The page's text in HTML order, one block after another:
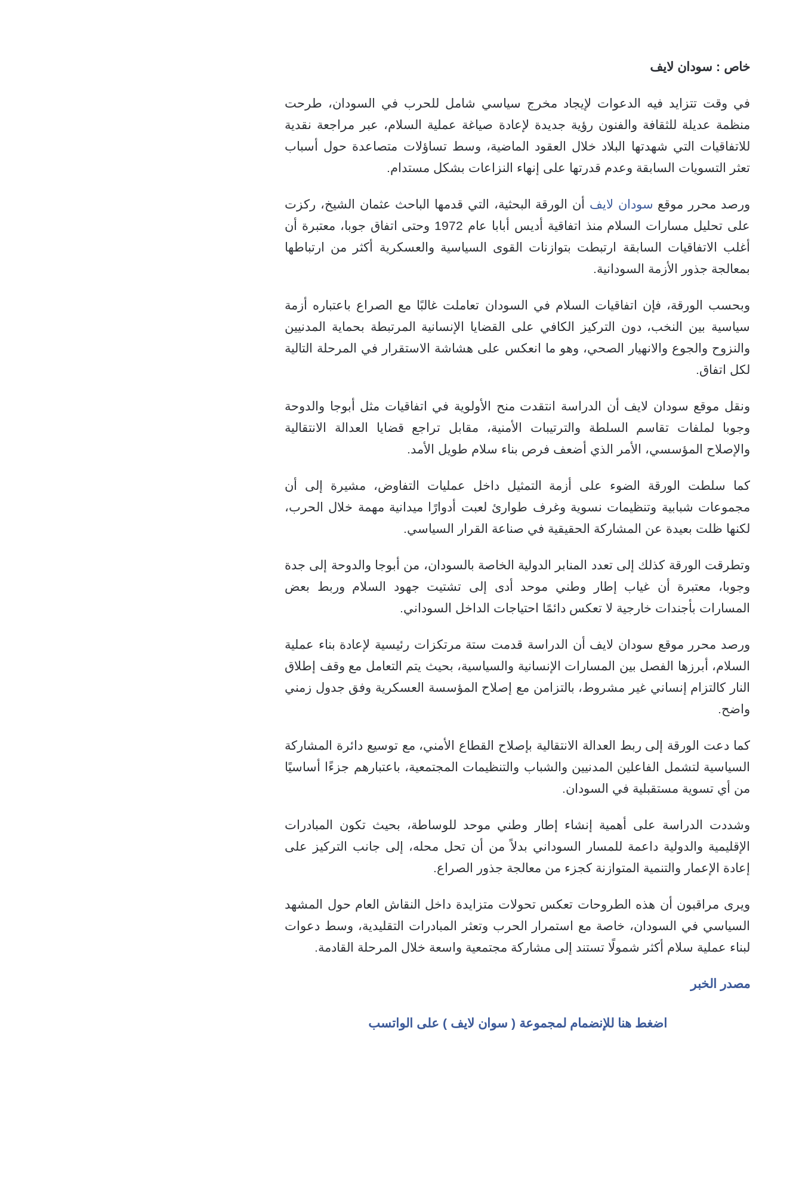
خاص : سودان لايف
في وقت تتزايد فيه الدعوات لإيجاد مخرج سياسي شامل للحرب في السودان، طرحت
منظمة عديلة للثقافة والفنون رؤية جديدة لإعادة صياغة عملية السلام، عبر مراجعة نقدية
للاتفاقيات التي شهدتها البلاد خلال العقود الماضية، وسط تساؤلات متصاعدة حول أسباب
تعثر التسويات السابقة وعدم قدرتها على إنهاء النزاعات بشكل مستدام.
ورصد محرر موقع سودان لايف أن الورقة البحثية، التي قدمها الباحث عثمان الشيخ، ركزت
على تحليل مسارات السلام منذ اتفاقية أديس أبابا عام 1972 وحتى اتفاق جوبا، معتبرة أن
أغلب الاتفاقيات السابقة ارتبطت بتوازنات القوى السياسية والعسكرية أكثر من ارتباطها
بمعالجة جذور الأزمة السودانية.
وبحسب الورقة، فإن اتفاقيات السلام في السودان تعاملت غالبًا مع الصراع باعتباره أزمة
سياسية بين النخب، دون التركيز الكافي على القضايا الإنسانية المرتبطة بحماية المدنيين
والنزوح والجوع والانهيار الصحي، وهو ما انعكس على هشاشة الاستقرار في المرحلة التالية
لكل اتفاق.
ونقل موقع سودان لايف أن الدراسة انتقدت منح الأولوية في اتفاقيات مثل أبوجا والدوحة
وجوبا لملفات تقاسم السلطة والترتيبات الأمنية، مقابل تراجع قضايا العدالة الانتقالية
والإصلاح المؤسسي، الأمر الذي أضعف فرص بناء سلام طويل الأمد.
كما سلطت الورقة الضوء على أزمة التمثيل داخل عمليات التفاوض، مشيرة إلى أن
مجموعات شبابية وتنظيمات نسوية وغرف طوارئ لعبت أدوارًا ميدانية مهمة خلال الحرب،
لكنها ظلت بعيدة عن المشاركة الحقيقية في صناعة القرار السياسي.
وتطرقت الورقة كذلك إلى تعدد المنابر الدولية الخاصة بالسودان، من أبوجا والدوحة إلى جدة
وجوبا، معتبرة أن غياب إطار وطني موحد أدى إلى تشتيت جهود السلام وربط بعض
المسارات بأجندات خارجية لا تعكس دائمًا احتياجات الداخل السوداني.
ورصد محرر موقع سودان لايف أن الدراسة قدمت ستة مرتكزات رئيسية لإعادة بناء عملية
السلام، أبرزها الفصل بين المسارات الإنسانية والسياسية، بحيث يتم التعامل مع وقف إطلاق
النار كالتزام إنساني غير مشروط، بالتزامن مع إصلاح المؤسسة العسكرية وفق جدول زمني
واضح.
كما دعت الورقة إلى ربط العدالة الانتقالية بإصلاح القطاع الأمني، مع توسيع دائرة المشاركة
السياسية لتشمل الفاعلين المدنيين والشباب والتنظيمات المجتمعية، باعتبارهم جزءًا أساسيًا
من أي تسوية مستقبلية في السودان.
وشددت الدراسة على أهمية إنشاء إطار وطني موحد للوساطة، بحيث تكون المبادرات
الإقليمية والدولية داعمة للمسار السوداني بدلاً من أن تحل محله، إلى جانب التركيز على
إعادة الإعمار والتنمية المتوازنة كجزء من معالجة جذور الصراع.
ويرى مراقبون أن هذه الطروحات تعكس تحولات متزايدة داخل النقاش العام حول المشهد
السياسي في السودان، خاصة مع استمرار الحرب وتعثر المبادرات التقليدية، وسط دعوات
لبناء عملية سلام أكثر شمولًا تستند إلى مشاركة مجتمعية واسعة خلال المرحلة القادمة.
مصدر الخبر
اضغط هنا للإنضمام لمجموعة ( سوان لايف ) على الواتسب